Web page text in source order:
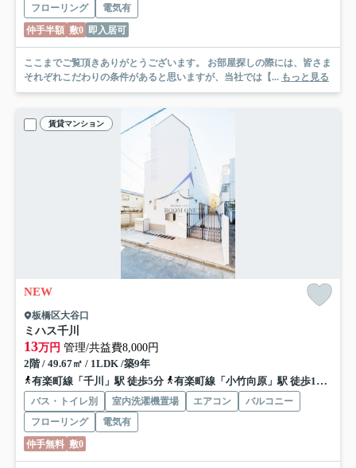
フローリング
電気有
仲手半額 敷0 即入居可
ここまでご覧頂きありがとうございます。 お部屋探しの際には、皆さま
それぞれこだわりの条件があると思いますが、当社では【... もっと見る
賃貸マンション
NEW
板橋区大谷口
ミハス千川
13万円 管理/共益費8,000円
2階 / 49.67㎡ / 1LDK /築9年
有楽町線「千川」駅 徒歩5分
有楽町線「小竹向原」駅 徒歩13分
バス・トイレ別 室内洗濯機置場 エアコン
バルコニー
フローリング
電気有
仲手無料 敷0